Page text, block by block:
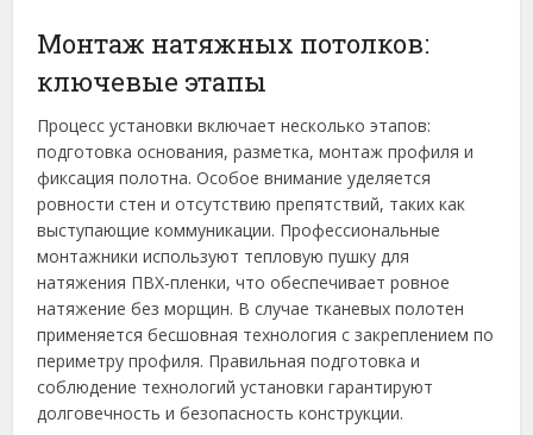
Монтаж натяжных потолков:
ключевые этапы
Процесс установки включает несколько этапов:
подготовка основания, разметка, монтаж профиля и
фиксация полотна. Особое внимание уделяется
ровности стен и отсутствию препятствий, таких как
выступающие коммуникации. Профессиональные
монтажники используют тепловую пушку для
натяжения ПВХ-пленки, что обеспечивает ровное
натяжение без морщин. В случае тканевых полотен
применяется бесшовная технология с закреплением по
периметру профиля. Правильная подготовка и
соблюдение технологий установки гарантируют
долговечность и безопасность конструкции.